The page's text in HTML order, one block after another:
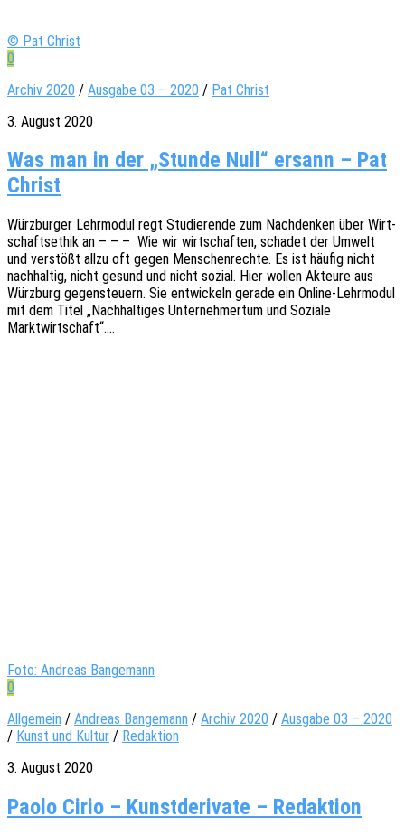
© Pat Christ
0
Archiv 2020 / Ausgabe 03 – 2020 / Pat Christ
3. August 2020
Was man in der „Stunde Null“ ersann – Pat
Christ
Würz­bur­ger Lehr­mo­dul regt Studie­ren­de zum Nach­den­ken über Wirt­
schafts­ethik an – – – Wie wir wirt­schaf­ten, scha­det der Umwelt
und verstößt allzu oft gegen Menschen­rech­te. Es ist häufig nicht
nach­hal­tig, nicht gesund und nicht sozial. Hier wollen Akteu­re aus
Würz­burg gegen­steu­ern. Sie entwi­ckeln gerade ein Online-Lehr­­mo­­dul
mit dem Titel „Nach­hal­ti­ges Unter­neh­mer­tum und Sozia­le
Marktwirtschaft“.…
Foto: Andreas Bangemann
0
Allgemein / Andreas Bangemann / Archiv 2020 / Ausgabe 03 – 2020
/ Kunst und Kultur / Redaktion
3. August 2020
Paolo Cirio – Kunstderivate – Redaktion